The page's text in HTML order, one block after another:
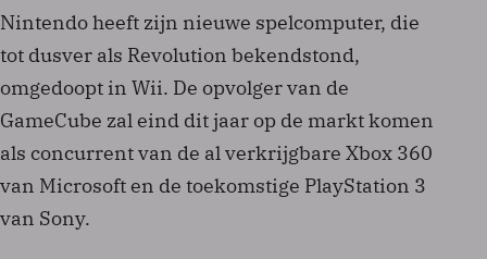
Nintendo heeft zijn nieuwe spelcomputer, die
tot dusver als Revolution bekendstond,
omgedoopt in Wii. De opvolger van de
GameCube zal eind dit jaar op de markt komen
als concurrent van de al verkrijgbare Xbox 360
van Microsoft en de toekomstige PlayStation 3
van Sony.